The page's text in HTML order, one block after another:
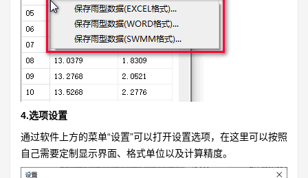
4.选项设置
通过软件上方的菜单“设置”可以打开设置选项，在这里可以按照
自己需要定制显示界面、格式单位以及计算精度。